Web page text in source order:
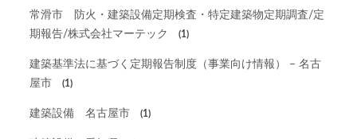
常滑市 防火・建築設備定期検査・特定建築物定期調査/定
期報告/株式会社マーテック
(1)
建築基準法に基づく定期報告制度（事業向け情報） – 名古
屋市
(1)
建築設備 名古屋市 (1)